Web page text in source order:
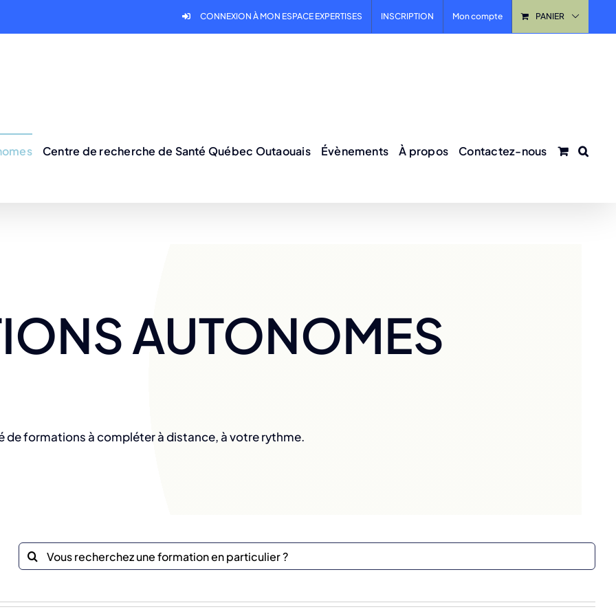
CONNEXION À MON ESPACE EXPERTISES INSCRIPTION Mon compte PANIER
Centre de recherche de Santé Québec Outaouais Évènements À propos Contactez-nous
AUTONOMES
de formations à compléter à distance, à votre rythme.
Recherche
sur
site